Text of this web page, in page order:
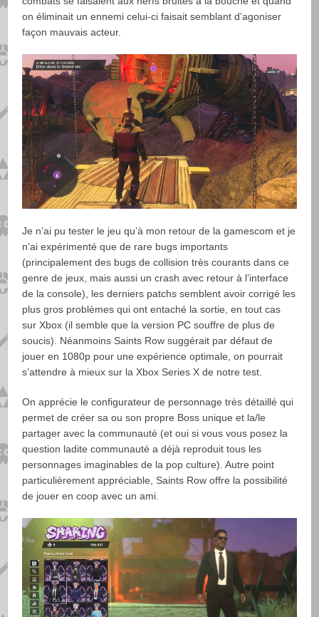
on éliminait un ennemi celui-ci faisait semblant d’agoniser
façon mauvais acteur.
Je n’ai pu tester le jeu qu’à mon retour de la gamescom et je
n’ai expérimenté que de rare bugs importants
(principalement des bugs de collision très courants dans ce
genre de jeux, mais aussi un crash avec retour à l’interface
de la console), les derniers patchs semblent avoir corrigé les
plus gros problèmes qui ont entaché la sortie, en tout cas
sur Xbox (il semble que la version PC souffre de plus de
soucis). Néanmoins Saints Row suggérait par défaut de
jouer en 1080p pour une expérience optimale, on pourrait
s’attendre à mieux sur la Xbox Series X de notre test.
On apprécie le configurateur de personnage très détaillé qui
permet de créer sa ou son propre Boss unique et la/le
partager avec la communauté (et oui si vous vous posez la
question ladite communauté a déjà reproduit tous les
personnages imaginables de la pop culture). Autre point
particulièrement appréciable, Saints Row offre la possibilité
de jouer en coop avec un ami.